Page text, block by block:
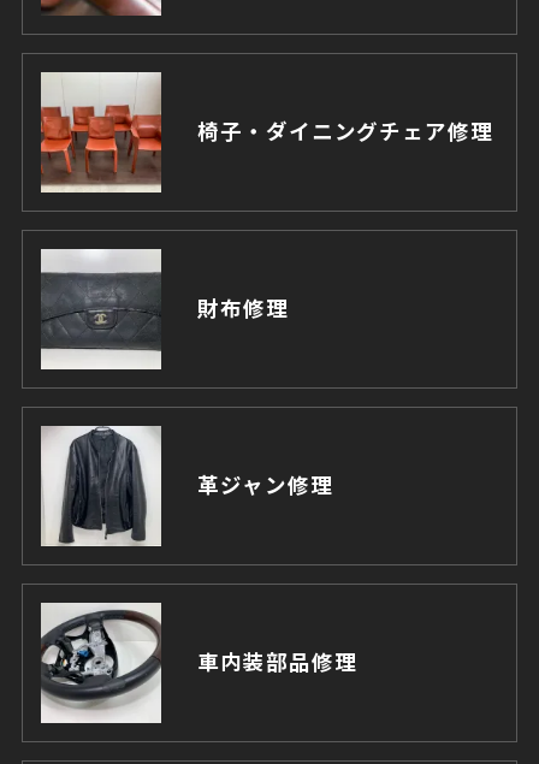
椅子・ダイニングチェア修理
財布修理
革ジャン修理
車内装部品修理